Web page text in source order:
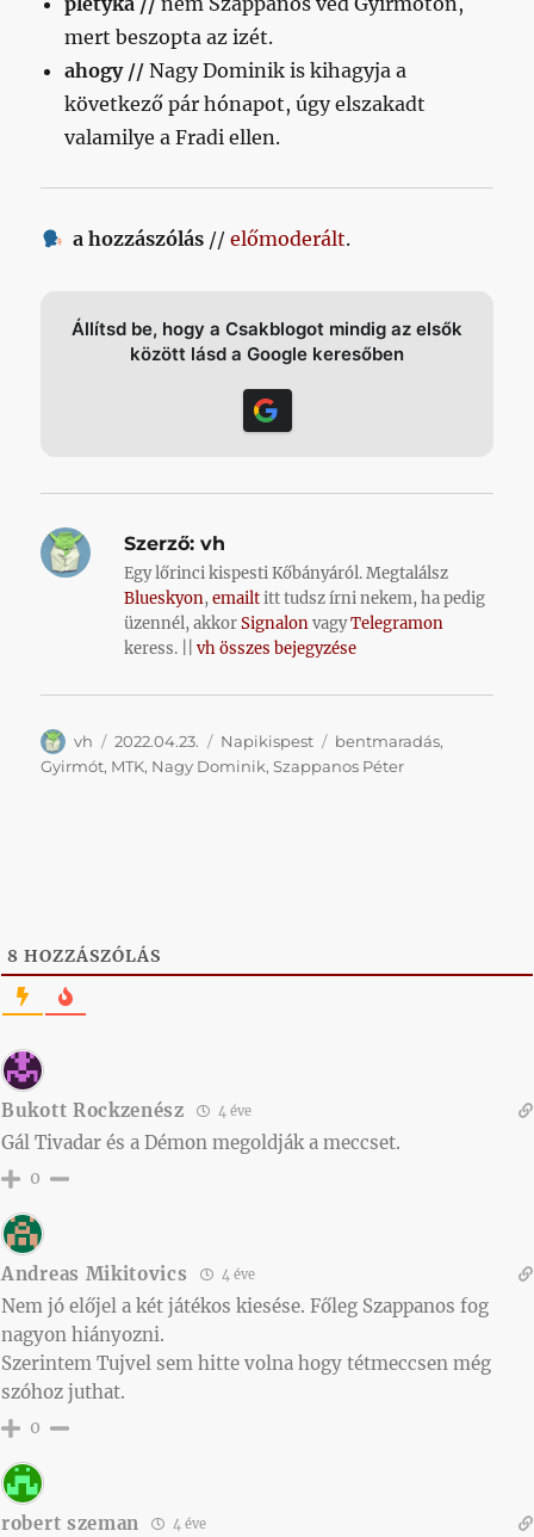
mert beszopta az izét.
ahogy // Nagy Dominik is kihagyja a
következő pár hónapot, úgy elszakadt
valamilye a Fradi ellen.
a hozzászólás// előmoderált.
Állítsd be, hogy a Csakblogot mindig az elsők
között lásd a Google keresőben
Szerző: vh
Egy lőrinci kispesti Kőbányáról. Megtalálsz
Blueskyon,emailtitt tudsz írni nekem, ha pedig
üzennél, akkorSignalonvagyTelegramon
keress. ||vh összes bejegyzése
Szerző
vh Közzétéve
2022.04.23. Kategória
Napikispest Címke
bentmaradás,
Gyirmót, MTK, Nagy Dominik,Szappanos Péter
8 HOZZÁSZÓLÁS
Bukott Rockzenész 4 éve
Gál Tivadar és a Démon megoldják a meccset.
0
Andreas Mikitovics 4 éve
Nem jó előjel a két játékos kiesése. Főleg Szappanos fog
nagyon hiányozni.
Szerintem Tujvel sem hitte volna hogy tétmeccsen még
szóhoz juthat.
0
robert szeman 4 éve